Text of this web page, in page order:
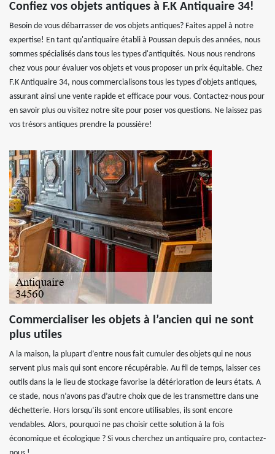
Confiez vos objets antiques à F.K Antiquaire 34!
Besoin de vous débarrasser de vos objets antiques? Faites appel à notre
expertise! En tant qu'antiquaire établi à Poussan depuis des années, nous
sommes spécialisés dans tous les types d'antiquités. Nous nous rendrons
chez vous pour évaluer vos objets et vous proposer un prix équitable. Chez
F.K Antiquaire 34, nous commercialisons tous les types d'objets antiques,
assurant ainsi une vente rapide et efficace pour vous. Contactez-nous pour
en savoir plus ou visitez notre site pour poser vos questions. Ne laissez pas
vos trésors antiques prendre la poussière!
Commercialiser les objets à l’ancien qui ne sont
plus utiles
A la maison, la plupart d’entre nous fait cumuler des objets qui ne nous
servent plus mais qui sont encore récupérable. Au fil de temps, laisser ces
outils dans la le lieu de stockage favorise la détérioration de leurs états. A
ce stade, nous n’avons pas d’autre choix que de les transmettre dans une
déchetterie. Hors lorsqu’ils sont encore utilisables, ils sont encore
vendables. Alors, pourquoi ne pas choisir cette solution à la fois
économique et écologique ? Si vous cherchez un antiquaire pro, contactez-